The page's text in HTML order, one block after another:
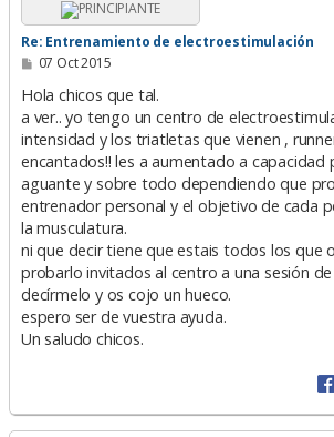
Re: Entrenamiento de electroestimulación
M
n
a
j
e
07 Oct 2015
Hola chicos que tal.
a ver.. yo tengo un centro de
intensidad y los triatletas que vienen ,
encantados!! les a aumentado a capacidad
aguante y sobre todo dependiendo que
entrenador personal y el objetivo de cada
la musculatura.
ni que decir tiene que estais todos los que
probarlo invitados al centro a una sesión
decírmelo y os cojo un hueco.
espero ser de vuestra ayuda.
Un saludo chicos.